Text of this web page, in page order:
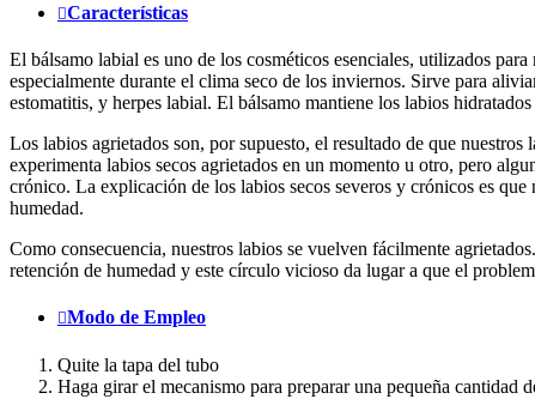
Características
El bálsamo labial es uno de los cosméticos esenciales, utilizados
especialmente durante el clima seco de los inviernos. Sirve para
estomatitis, y herpes labial. El bálsamo mantiene los labios
Los labios agrietados son, por supuesto, el resultado de que nuestros
experimenta labios secos agrietados en un momento u otro, pero
crónico. La explicación de los labios secos severos y crónicos es
humedad.
Como consecuencia, nuestros labios se vuelven fácilmente
retención de humedad y este círculo vicioso da lugar a que el
Modo de Empleo
Quite la tapa del tubo
Haga girar el mecanismo para preparar una pequeña cantidad